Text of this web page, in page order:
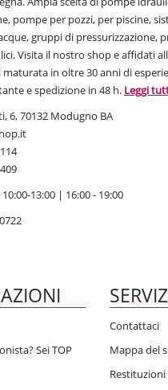
pompe per pozzi, per piscine,
gruppi di pressurizzazione,
Visita il nostro shop e affidati
in oltre 30 anni di
e spedizione in 48 h. Leggi
6, 70132 Modugno BA
13:00 | 16:00 - 19:00
Sei TOP
Contattaci
Mappa del
Restituzioni